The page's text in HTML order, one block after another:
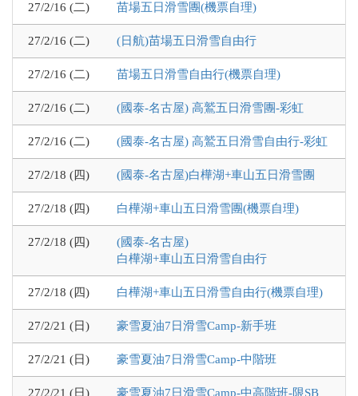
27/2/16 (二) 苗場五日滑雪團(機票自理)
27/2/16 (二) (日航)苗場五日滑雪自由行
27/2/16 (二) 苗場五日滑雪自由行(機票自理)
27/2/16 (二) (國泰-名古屋) 高鷲五日滑雪團-彩虹
27/2/16 (二) (國泰-名古屋) 高鷲五日滑雪自由行-彩虹
27/2/18 (四) (國泰-名古屋)白樺湖+車山五日滑雪團
27/2/18 (四) 白樺湖+車山五日滑雪團(機票自理)
27/2/18 (四)
(國泰-名古屋)
白樺湖+車山五日滑雪自由行
27/2/18 (四) 白樺湖+車山五日滑雪自由行(機票自理)
27/2/21 (日) 豪雪夏油7日滑雪Camp-新手班
27/2/21 (日) 豪雪夏油7日滑雪Camp-中階班
27/2/21 (日) 豪雪夏油7日滑雪Camp-中高階班-限SB